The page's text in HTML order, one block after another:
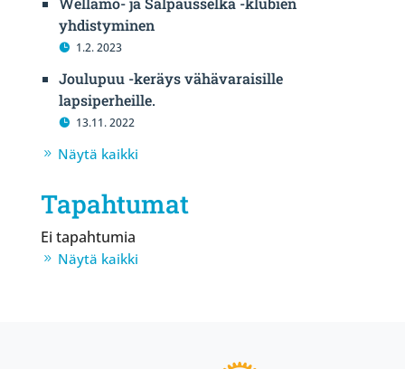
yhdistyminen
1.2. 2023
Joulupuu -keräys vähävaraisille
lapsiperheille.
13.11. 2022
Näytä kaikki
Tapahtumat
Ei tapahtumia
Näytä kaikki